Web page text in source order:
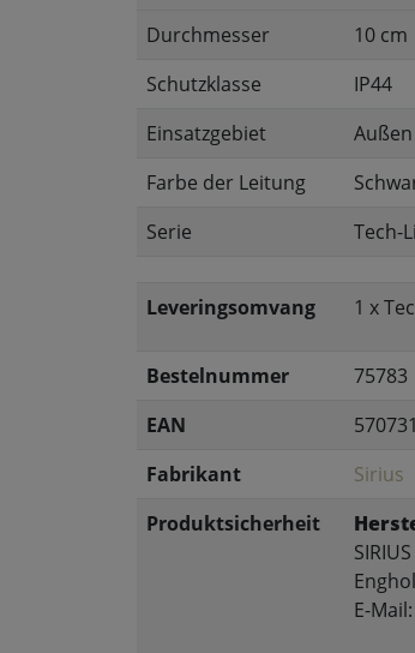
Durchmesser
10 cm
Schutzklasse
IP44
Einsatzgebiet
Außen
Farbe der Leitung
Serie
Tech-
Leveringsomvang 1 x
Bestelnummer
75783
EAN
Fabrikant
Sirius
Produktsicherheit
E-